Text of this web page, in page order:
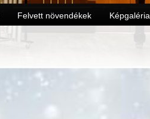
Felvett növendékek Képgaléria